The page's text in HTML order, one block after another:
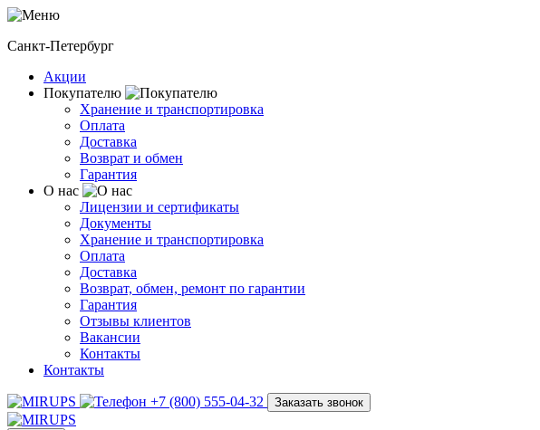
Санкт-Петербург
Акции
Покупателю
Хранение и транспортировка
Оплата
Доставка
Возврат и обмен
Гарантия
О нас
Лицензии и сертификаты
Документы
Хранение и транспортировка
Оплата
Доставка
Возврат, обмен, ремонт по гарантии
Гарантия
Отзывы клиентов
Вакансии
Контакты
Контакты
+7 (800) 555-04-32 Заказать звонок